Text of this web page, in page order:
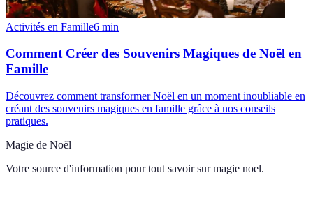
Activités en Famille6 min
Comment Créer des Souvenirs Magiques de Noël en
Famille
Découvrez comment transformer Noël en un moment inoubliable en
créant des souvenirs magiques en famille grâce à nos conseils
pratiques.
Magie de Noël
Votre source d'information pour tout savoir sur magie noel.